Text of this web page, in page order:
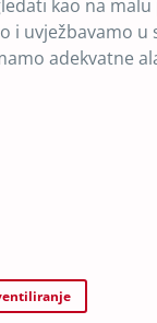
kao na
i uvježbavamo
adekvatne